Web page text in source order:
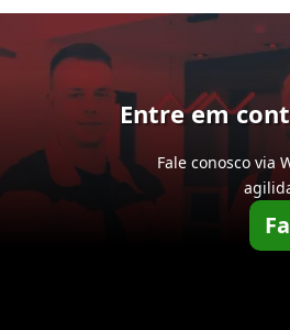
Entre em
Fale conosco via